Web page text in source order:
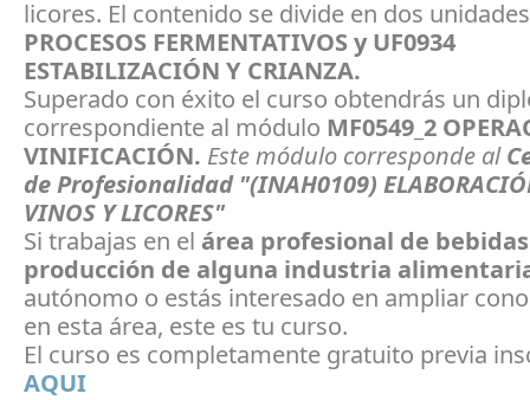
licores. El contenido se divide en dos
PROCESOS FERMENTATIVOS y UF0934
ESTABILIZACIÓN Y CRIANZA.
Superado con éxito el curso obtendrás un
correspondiente al módulo MF0549_2
VINIFICACIÓN. Este módulo corresponde al
de Profesionalidad "(INAH0109)
VINOS Y LICORES"
Si trabajas en el área profesional de
producción de alguna industria
autónomo o estás interesado en ampliar
en esta área, este es tu curso.
El curso es completamente gratuito previa
AQUI